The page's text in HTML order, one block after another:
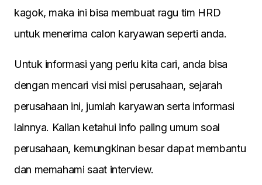
kagok, maka ini bisa membuat ragu tim HRD
untuk menerima calon karyawan seperti anda.
Untuk informasi yang perlu kita cari, anda bisa
dengan mencari visi misi perusahaan, sejarah
perusahaan ini, jumlah karyawan serta informasi
lainnya. Kalian ketahui info paling umum soal
perusahaan, kemungkinan besar dapat membantu
dan memahami saat interview.